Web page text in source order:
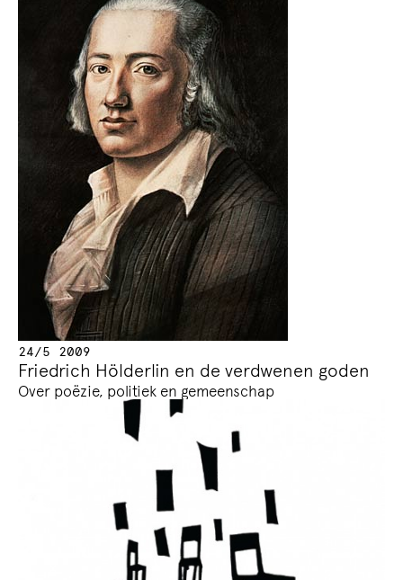
24/5 2009
Friedrich Hölderlin en de verdwenen goden
Over poëzie, politiek en gemeenschap